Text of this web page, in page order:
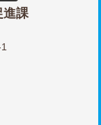
進課